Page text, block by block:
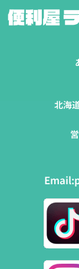
北海
Email: